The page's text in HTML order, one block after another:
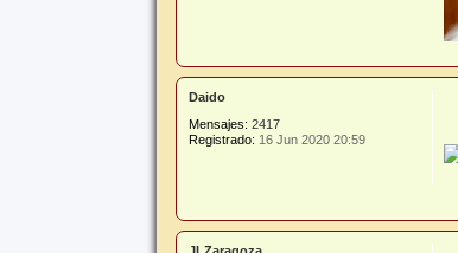
Daido
Mensajes: 2417
Registrado: 16 Jun 2020 20:59